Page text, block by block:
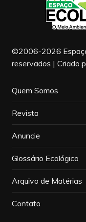
©2006-2026
reservados | Criado
Quem Somos
Revista
Anuncie
Glossário Ecológico
Arquivo de Matérias
Contato